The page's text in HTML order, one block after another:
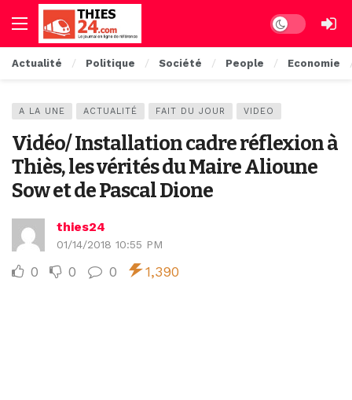
Dark mode
Actualité Politique Société People Economie
A LA UNE ACTUALITÉ FAIT DU JOUR VIDEO
Vidéo/ Installation cadre réflexion à
Thiès, les vérités du Maire Alioune
Sow et de Pascal Dione
thies24
01/14/2018 10:55 PM
0 0 0 1,390